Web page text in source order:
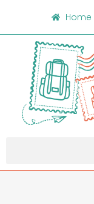
Home